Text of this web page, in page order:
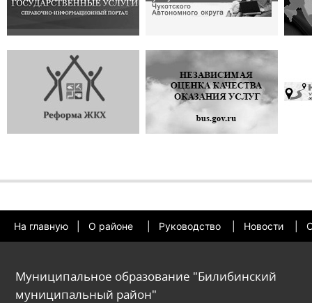
На главную О районе Руководство Новости
Муниципальное образование "Билибинский
муниципальный район"